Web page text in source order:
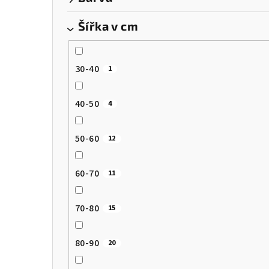
Šířka v cm
30-40 1
40-50 4
50-60 12
60-70 11
70-80 15
80-90 20